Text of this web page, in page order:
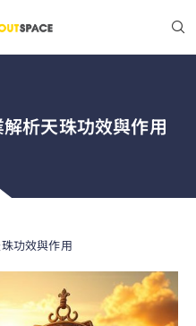
析天珠功效與作用
功效與作用